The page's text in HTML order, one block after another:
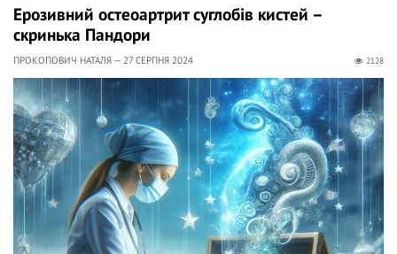
Ерозивний остеоартрит суглобів кистей –
скринька Пандори
ПРОКОПОВИЧ НАТАЛЯ — 27 СЕРПНЯ 2024 2128